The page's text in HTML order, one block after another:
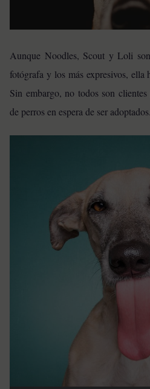
Aunque Noodles, Scout y Loli
fotógrafa y los más expresivos, ella
Sin embargo, no todos son
de perros en espera de ser adoptados.